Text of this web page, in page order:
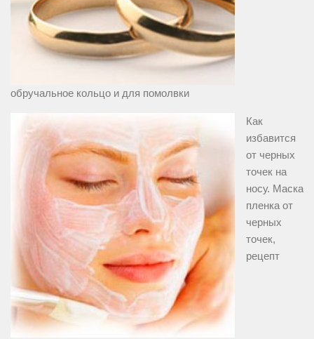
обручальное кольцо и для помолвки
Как
избавится
от черных
точек на
носу. Маска
пленка от
черных
точек,
рецепт